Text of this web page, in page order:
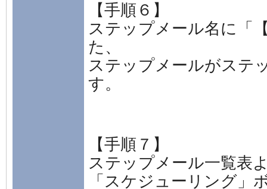
【手順６】
ステップメール名に「
た、
ステップメールがステ
す。
【手順７】
ステップメール一覧表
「スケジューリング」